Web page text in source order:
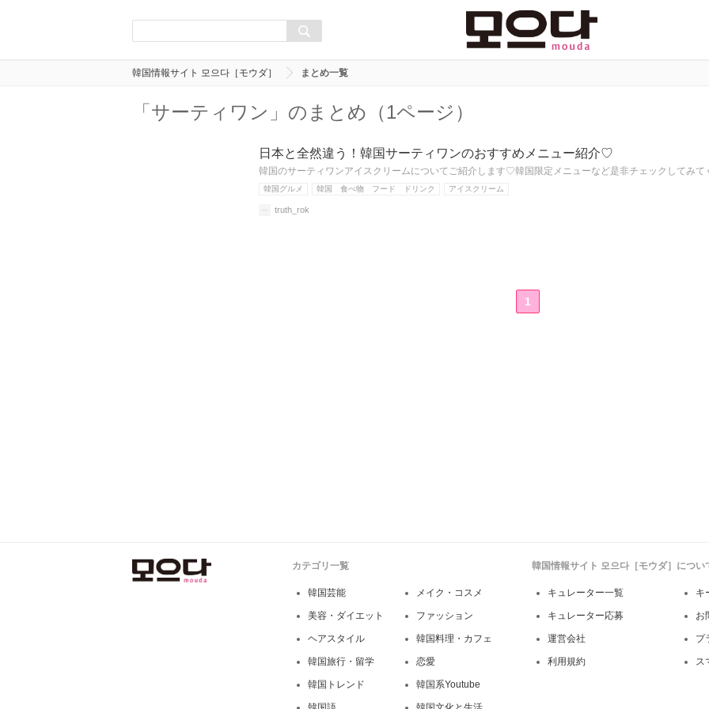
韓国情報サイト 모으다［モウダ］ まとめ一覧
「サーティワン」のまとめ（1ページ）
日本と全然違う！韓国サーティワンのおすすめメニュー紹介♡
韓国のサーティワンアイスクリームについてご紹介します♡韓国限定メニューなど是非チェックしてみて
韓国グルメ 韓国 食べ物 フード ドリンク アイスクリーム
truth_rok
1
カテゴリ一覧
韓国芸能 メイク・コスメ
美容・ダイエット ファッション
ヘアスタイル 韓国料理・カフェ
韓国旅行・留学 恋愛
韓国トレンド 韓国系Youtube
韓国情報サイト 모으다［モウダ］につい
キュレーター一覧 キ
キュレーター応募 お
運営会社 プ
利用規約 ス